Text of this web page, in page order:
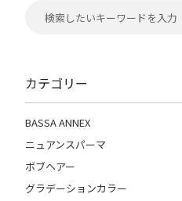
カテゴリー
BASSA ANNEX
ニュアンスパーマ
ボブヘアー
グラデーションカラー